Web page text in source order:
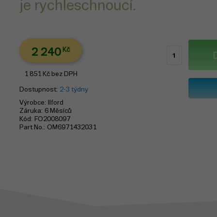
je rychleschnoucí.
2 240 Kč
1 851 Kč bez DPH
Dostupnost 2-3 týdny
Výrobce
Ilford
Záruka 6 Měsíců
Kód
FO2008097
Part No.
OM6971432031